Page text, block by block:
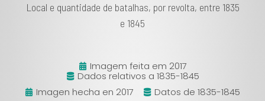
Local e quantidade de batalhas, por revolta, entre 1835
e 1845
Imagem feita em 2017
Dados relativos a 1835-1845
Imagen hecha en 2017
Datos de 1835-1845